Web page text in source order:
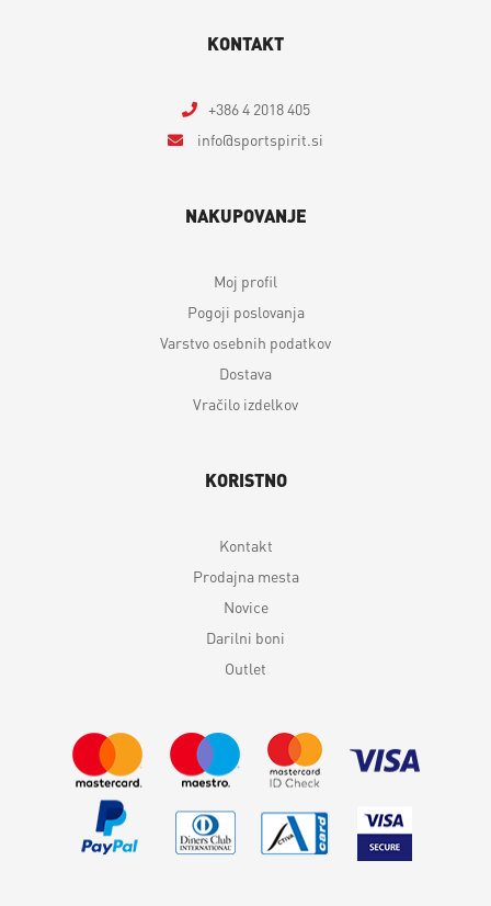
KONTAKT
+386 4 2018 405
info
sportspirit.si
NAKUPOVANJE
Moj profil
Pogoji poslovanja
Varstvo osebnih podatkov
Dostava
Vračilo izdelkov
KORISTNO
Kontakt
Prodajna mesta
Novice
Darilni boni
Outlet